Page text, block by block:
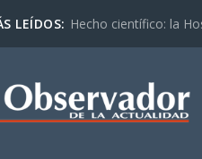
LEÍDOS: Hecho científico: la